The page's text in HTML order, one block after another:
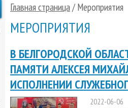
Главная страница/ Мероприятия
МЕРОПРИЯТИЯ
В БЕЛГОРОДСКОЙ
ПАМЯТИ АЛЕКСЕЯ
ИСПОЛНЕНИИ
2022-06-06